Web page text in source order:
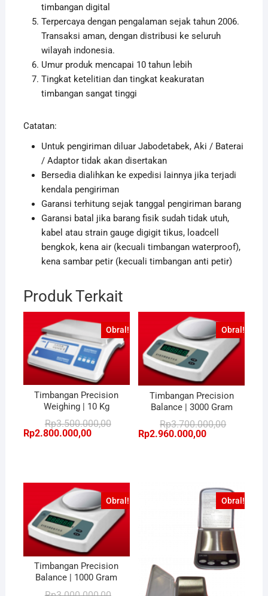
timbangan digital
Terpercaya dengan pengalaman sejak tahun 2006.
Transaksi aman, dengan distribusi ke seluruh
wilayah indonesia.
Umur produk mencapai 10 tahun lebih
Tingkat ketelitian dan tingkat keakuratan
timbangan sangat tinggi
Catatan:
Untuk pengiriman diluar Jabodetabek, Aki / Baterai
/ Adaptor tidak akan disertakan
Bersedia dialihkan ke expedisi lainnya jika terjadi
kendala pengiriman
Garansi terhitung sejak tanggal pengiriman barang
Garansi batal jika barang fisik sudah tidak utuh,
kabel atau strain gauge digigit tikus, loadcell
bengkok, kena air (kecuali timbangan waterproof),
kena sambar petir (kecuali timbangan anti petir)
Produk Terkait
Obral!
Timbangan Precision
Weighing | 10 Kg
Rp3.500.000,00Harga
adalah:
Rp2.800.000,00
Harga
Obral!
Timbangan Precision
Balance | 3000 Gram
Rp3.700.000,00Harga
Rp2.960.000,00
Harga
Obral!
Timbangan Precision
Balance | 1000 Gram
Obral!